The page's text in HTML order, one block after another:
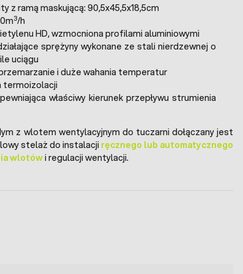
z ramą maskującą: 90,5x45,5x18,5cm
3/h
HD, wzmocniona profilami aluminiowymi
sprężyny wykonane ze stali nierdzewnej o
uciągu
i duże wahania temperatur
termoizolacji
właściwy kierunek przepływu strumienia
z wlotem wentylacyjnym do tuczarni dołączany jest
stelaż do instalacji ręcznego lub automatycznego
wlotówi regulacji wentylacji.